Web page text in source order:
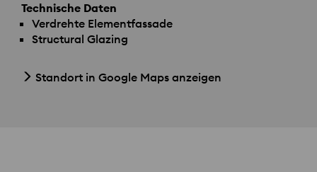
Technische Daten
Verdrehte Elementfassade
Structural Glazing
Standort in Google Maps anzeigen